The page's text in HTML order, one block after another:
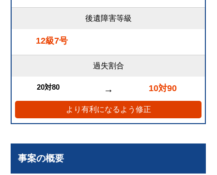
後遺障害等級
12級7号
過失割合
20対80 → 10対90
より有利になるよう修正
事案の概要